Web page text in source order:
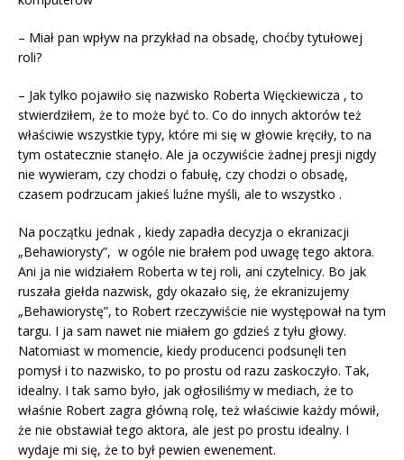
– Miał pan wpływ na przykład na obsadę, choćby tytułowej
roli?
– Jak tylko pojawiło się nazwisko Roberta Więckiewicza , to
stwierdziłem, że to może być to. Co do innych aktorów też
właściwie wszystkie typy, które mi się w głowie kręciły, to na
tym ostatecznie stanęło. Ale ja oczywiście żadnej presji nigdy
nie wywieram, czy chodzi o fabułę, czy chodzi o obsadę,
czasem podrzucam jakieś luźne myśli, ale to wszystko .
Na początku jednak , kiedy zapadła decyzja o ekranizacji
„Behawiorysty”, w ogóle nie brałem pod uwagę tego aktora.
Ani ja nie widziałem Roberta w tej roli, ani czytelnicy. Bo jak
ruszała giełda nazwisk, gdy okazało się, że ekranizujemy
„Behawiorystę”, to Robert rzeczywiście nie występował na tym
targu. I ja sam nawet nie miałem go gdzieś z tyłu głowy.
Natomiast w momencie, kiedy producenci podsunęli ten
pomysł i to nazwisko, to po prostu od razu zaskoczyło. Tak,
idealny. I tak samo było, jak ogłosiliśmy w mediach, że to
właśnie Robert zagra główną rolę, też właściwie każdy mówił,
że nie obstawiał tego aktora, ale jest po prostu idealny. I
wydaje mi się, że to był pewien ewenement.